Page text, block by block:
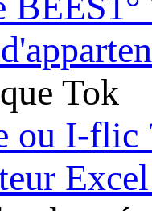
Tok
ou I-flic